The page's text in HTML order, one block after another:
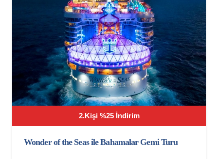
2.Kişi %25 İndirim
Wonder of the Seas ile Bahamalar Gemi Turu